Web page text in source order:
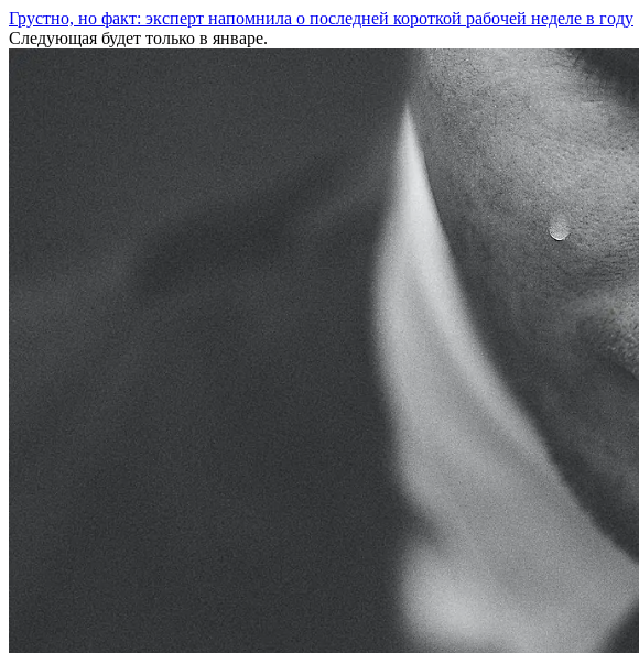
Грустно, но факт: эксперт напомнила о последней короткой рабочей неделе в году
Следующая будет только в январе.